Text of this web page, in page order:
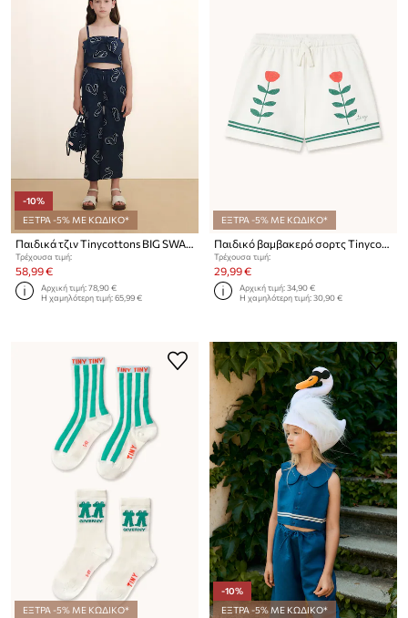
-10%
ΕΞΤΡΑ -5% ΜΕ ΚΩΔΙΚΟ*
Παιδικά τζιν Tinycottons BIG SWANS DENIM PANT
Τρέχουσα τιμή:
58,99 €
Αρχική τιμή:78,90 €
Η χαμηλότερη τιμή:65,99 €
ΕΞΤΡΑ -5% ΜΕ ΚΩΔΙΚΟ*
Παιδικό βαμβακερό σορτς Tinycottons RED ROSES GRAPHIC SHORTS
Τρέχουσα τιμή:
29,99 €
Αρχική τιμή:34,90 €
Η χαμηλότερη τιμή:30,90 €
ΕΞΤΡΑ -5% ΜΕ ΚΩΔΙΚΟ*
-10%
ΕΞΤΡΑ -5% ΜΕ ΚΩΔΙΚΟ*